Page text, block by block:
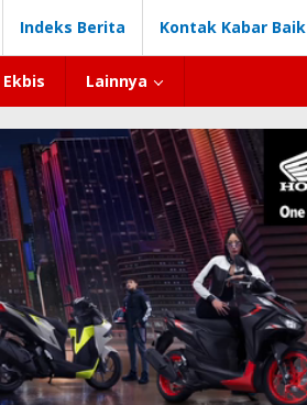
Indeks Berita Kontak Kabar Baik
Ekbis Lainnya